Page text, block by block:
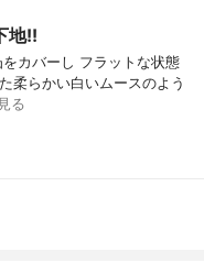
地!!
カバーし フラットな状態
柔らかい白いムースのよう
る